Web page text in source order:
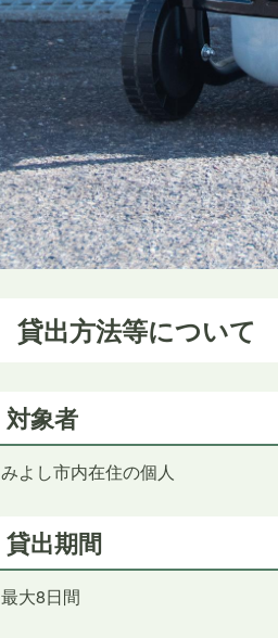
貸出方法等について
対象者
みよし市内在住の個人
貸出期間
最大8日間